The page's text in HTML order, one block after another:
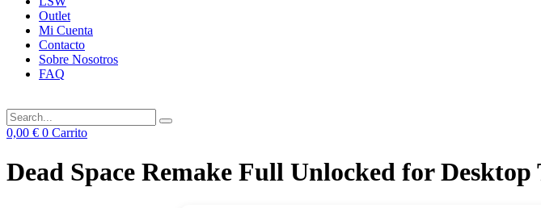
Outlet
Mi Cuenta
Contacto
Sobre Nosotros
FAQ
0,00 € 0 Carrito
Dead Space Remake Full Unlocked for